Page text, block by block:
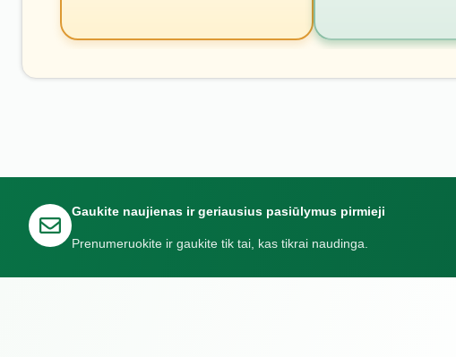
Gaukite naujienas ir geriausius pasiūlymus pirmieji
Prenumeruokite ir gaukite tik tai, kas tikrai naudinga.